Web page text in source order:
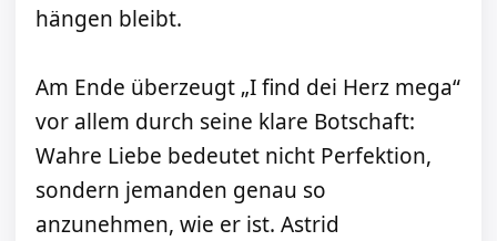
hängen bleibt.
Am Ende überzeugt „I find dei Herz mega“
vor allem durch seine klare Botschaft:
Wahre Liebe bedeutet nicht Perfektion,
sondern jemanden genau so
anzunehmen, wie er ist. Astrid